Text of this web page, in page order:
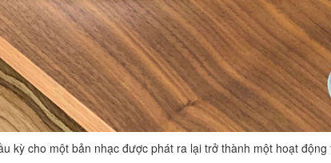
kỳ cho một bản nhạc được phát ra lại trở thành một hoạt